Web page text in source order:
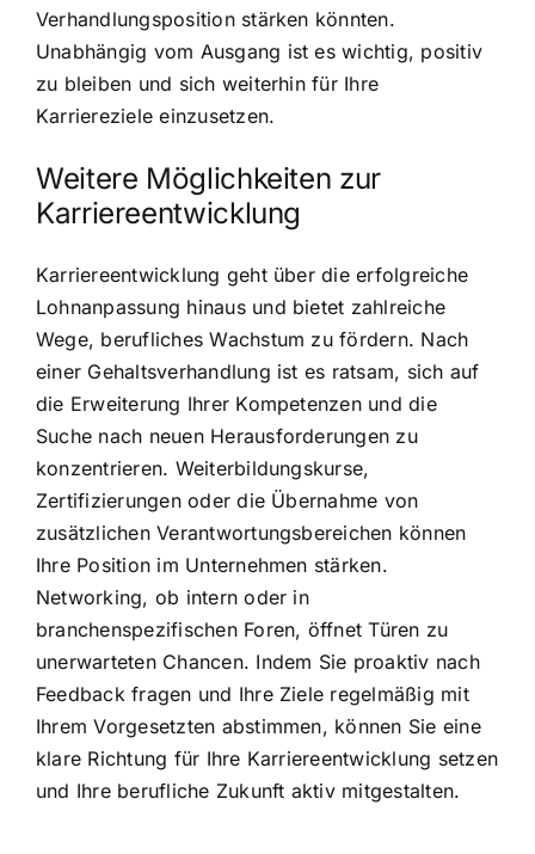
Verhandlungsposition stärken könnten.
Unabhängig vom Ausgang ist es wichtig, positiv
zu bleiben und sich weiterhin für Ihre
Karriereziele einzusetzen.
Weitere Möglichkeiten zur
Karriereentwicklung
Karriereentwicklung geht über die erfolgreiche
Lohnanpassung hinaus und bietet zahlreiche
Wege, berufliches Wachstum zu fördern. Nach
einer Gehaltsverhandlung ist es ratsam, sich auf
die Erweiterung Ihrer Kompetenzen und die
Suche nach neuen Herausforderungen zu
konzentrieren. Weiterbildungskurse,
Zertifizierungen oder die Übernahme von
zusätzlichen Verantwortungsbereichen können
Ihre Position im Unternehmen stärken.
Networking, ob intern oder in
branchenspezifischen Foren, öffnet Türen zu
unerwarteten Chancen. Indem Sie proaktiv nach
Feedback fragen und Ihre Ziele regelmäßig mit
Ihrem Vorgesetzten abstimmen, können Sie eine
klare Richtung für Ihre Karriereentwicklung setzen
und Ihre berufliche Zukunft aktiv mitgestalten.